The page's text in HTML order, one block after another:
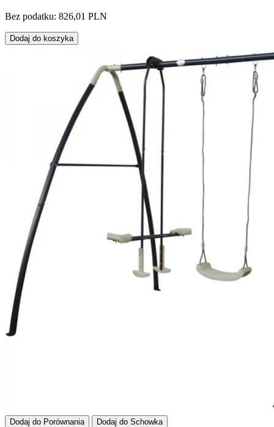
Bez podatku: 826,01 PLN
Dodaj do koszyka
Dodaj do Porównania Dodaj do Schowka